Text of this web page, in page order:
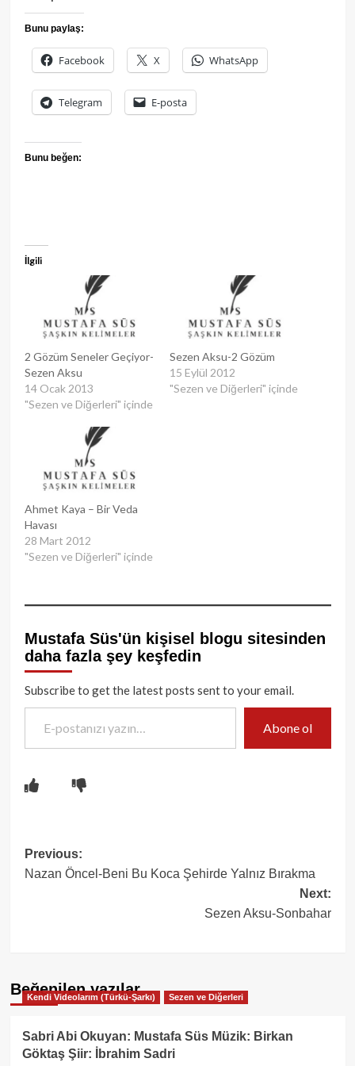
Bunu paylaş:
Facebook X WhatsApp
Telegram E-posta
Bunu beğen:
İlgili
2 Gözüm Seneler Geçiyor-
Sezen Aksu
14 Ocak 2013
"Sezen ve Diğerleri" içinde
Sezen Aksu-2 Gözüm
15 Eylül 2012
"Sezen ve Diğerleri" içinde
Ahmet Kaya – Bir Veda
Havası
28 Mart 2012
"Sezen ve Diğerleri" içinde
Mustafa Süs'ün kişisel blogu sitesinden
daha fazla şey keşfedin
Subscribe to get the latest posts sent to your email.
E-postanızı yazın…
Abone ol
Post
navigation
Previous:
Nazan Öncel-Beni Bu Koca Şehirde Yalnız Bırakma
Next:
Sezen Aksu-Sonbahar
Beğenilen yazılar
Kendi Videolarım (Türkü-Şarkı) Sezen ve Diğerleri
Sabri Abi Okuyan: Mustafa Süs Müzik: Birkan
Göktaş Şiir: İbrahim Sadri